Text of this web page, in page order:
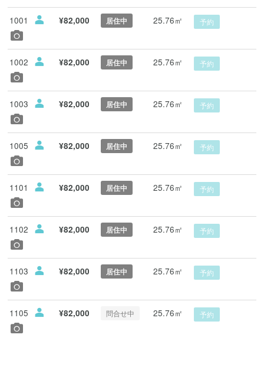
1001 ¥82,000 居住中 25.76㎡ 予約
1002 ¥82,000 居住中 25.76㎡ 予約
1003 ¥82,000 居住中 25.76㎡ 予約
1005 ¥82,000 居住中 25.76㎡ 予約
1101 ¥82,000 居住中 25.76㎡ 予約
1102 ¥82,000 居住中 25.76㎡ 予約
1103 ¥82,000 居住中 25.76㎡ 予約
1105 ¥82,000 問合せ中 25.76㎡ 予約